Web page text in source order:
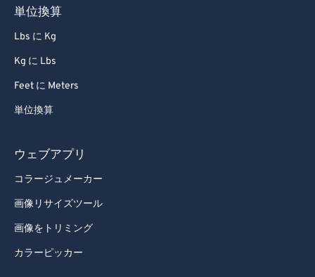
単位換算
Lbs に Kg
Kg に Lbs
Feet に Meters
単位換算
ウェブアプリ
コラージュメーカー
画像リサイズツール
画像をトリミング
カラーピッカー